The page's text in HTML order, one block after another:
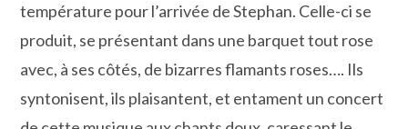
température pour l’arrivée de Stephan. Celle-ci se
produit, se présentant dans une barquet tout rose
avec, à ses côtés, de bizarres flamants roses…. Ils
syntonisent, ils plaisantent, et entament un concert